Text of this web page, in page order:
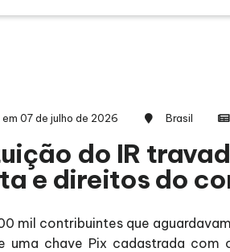
07 de julho de 2026 Brasil
do IR
e direitos do
mil contribuintes que
uma chave Pix cadastrada